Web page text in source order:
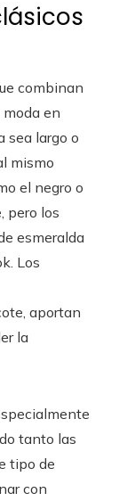
combinan
en
sea largo o
mismo
el negro o
pero los
esmeralda
Los
aportan
la
tanto las
tipo de
con